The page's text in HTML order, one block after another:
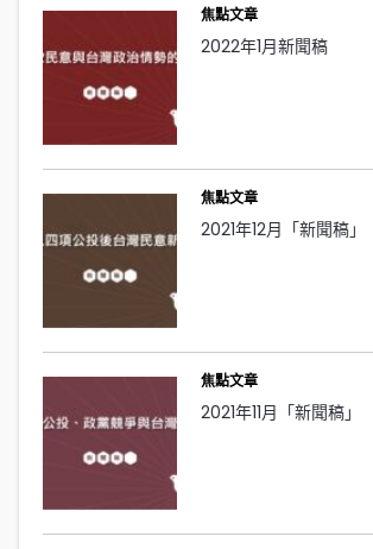
焦點文章
2022年1月新聞稿
焦點文章
2021年12月「新聞稿」
焦點文章
2021年11月「新聞稿」